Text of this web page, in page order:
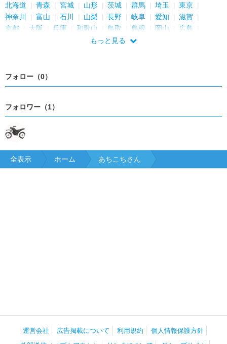
北海道 青森 宮城 山形 茨城 群馬 埼玉
東京
神奈川
富山 石川 山梨 長野 岐阜 愛知
滋賀
京都
大阪 兵庫 和歌山 鳥取 島根 岡山
広島
高知 福岡
もっと見る
フォロー（0）
フォロワー（1）
全表示 ホーム あちこちさん
運営会社 広告掲載について 利用規約
個人情報保護方針